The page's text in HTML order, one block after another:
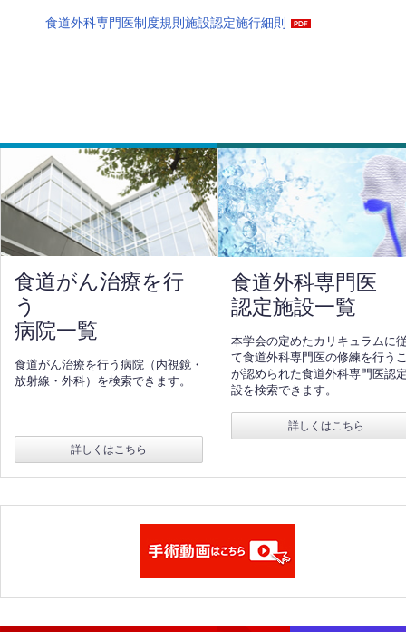
食道外科専門医制度規則施設認定施行細則
食道がん治療を行
う
病院一覧
食道がん治療を行う病院（内視鏡・
放射線・外科）を検索できます。
詳しくはこちら
食道外科専門医
認定施設一覧
本学会の定めたカリキュラムに
て食道外科専門医の修練を行う
が認められた食道外科専門医認
設を検索できます。
詳しくはこちら